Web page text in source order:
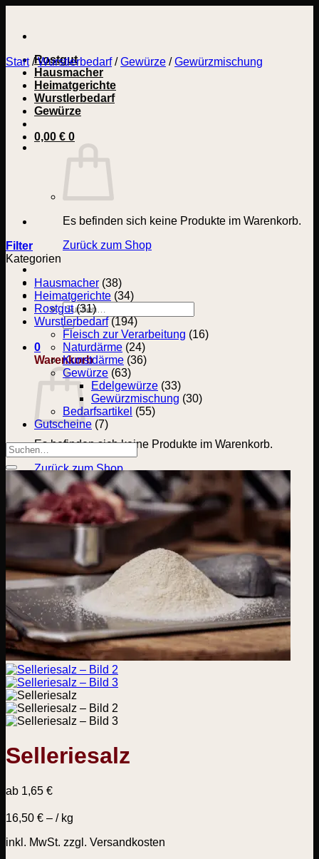
springen
Rostgut
Hausmacher
Heimatgerichte
Wurstlerbedarf
Gewürze
0,00 € 0
Es befinden sich keine Produkte im Warenkorb.
Zurück zum Shop
Suchen
nach:
0
Warenkorb
Es befinden sich keine Produkte im Warenkorb.
Zurück zum Shop
Start / Wurstlerbedarf / Gewürze / Gewürzmischung
Filter
Kategorien
Hausmacher (38)
Heimatgerichte (34)
Rostgut (31)
Wurstlerbedarf (194)
Fleisch zur Verarbeitung (16)
Naturdärme (24)
Kunstdärme (36)
Gewürze (63)
Edelgewürze (33)
Gewürzmischung (30)
Bedarfsartikel (55)
Gutscheine (7)
Suchen
nach:
Selleriesalz
ab 1,65 €
16,50 € – / kg
inkl. MwSt. zzgl. Versandkosten